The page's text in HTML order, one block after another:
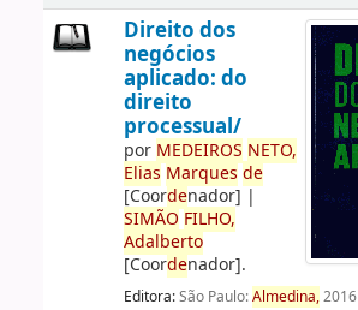
Direito dos
negócios
aplicado: do
direito
processual/
por MEDEIROS NETO,
Elias Marques de
[Coordenador] |
SIMÃO FILHO,
Adalberto
[Coordenador].
Editora:São Paulo:Almedina,2016